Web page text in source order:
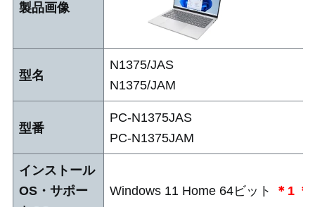
製品画像
型名
N1375/JAS
N1375/JAM
型番
PC-N1375JAS
PC-N1375JAM
インストール
OS・サポー
Windows 11 Home 64ビット ＊1 ＊